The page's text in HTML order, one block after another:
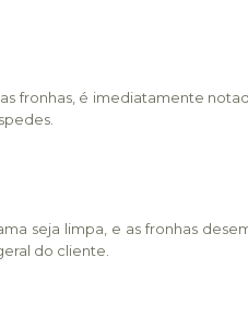
fronhas, é imediatamente
seja limpa, e as fronhas
do cliente.